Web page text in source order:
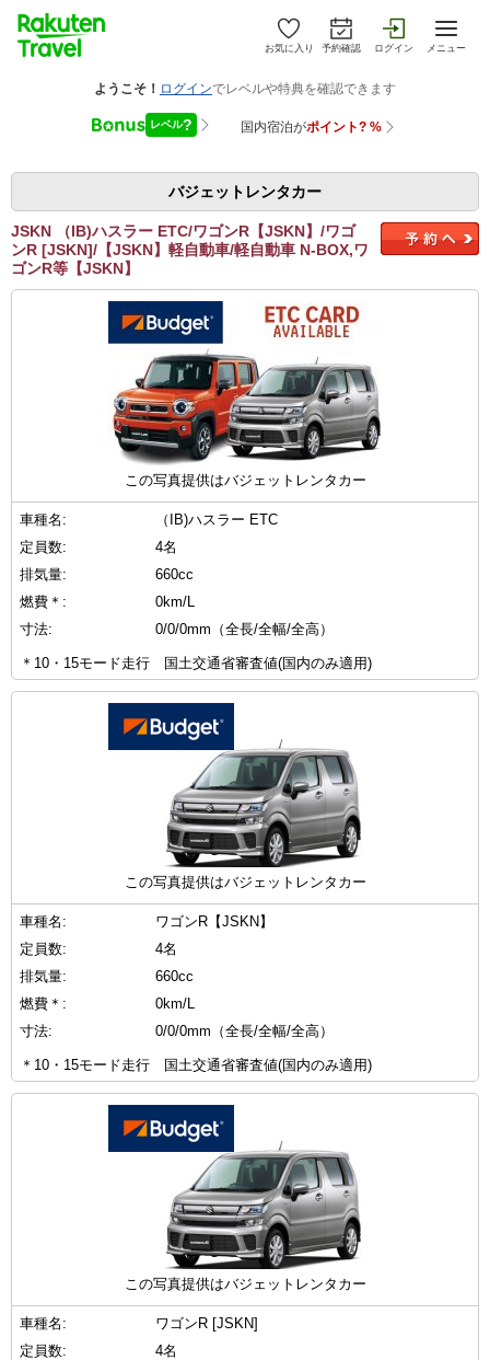
お気に入り 予約確認 ログイン メニュー
バジェットレンタカー
JSKN （IB)ハスラー ETC/ワゴンR【JSKN】/ワゴ
ンR [JSKN]/【JSKN】軽自動車/軽自動車 N-BOX,ワ
ゴンR等【JSKN】
この写真提供はバジェットレンタカー
車種名:
（IB)ハスラー ETC
定員数:
4名
排気量:
660cc
燃費＊:
0km/L
寸法:
0/0/0mm（全長/全幅/全高）
＊10・15モード走行 国土交通省審査値(国内のみ適用)
この写真提供はバジェットレンタカー
車種名:
ワゴンR【JSKN】
定員数:
4名
排気量:
660cc
燃費＊:
0km/L
寸法:
0/0/0mm（全長/全幅/全高）
＊10・15モード走行 国土交通省審査値(国内のみ適用)
この写真提供はバジェットレンタカー
車種名:
ワゴンR [JSKN]
定員数:
4名